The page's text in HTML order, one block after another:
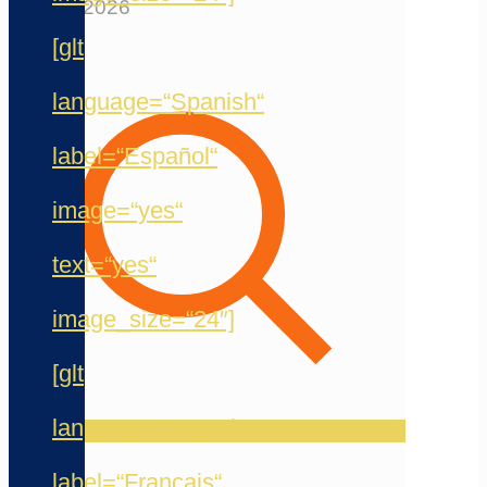
[glt
language=“Spanish“
label=“Español“
image=“yes“
text=“yes“
image_size=“24″]
[glt
language=“French“
12. Mai 2026